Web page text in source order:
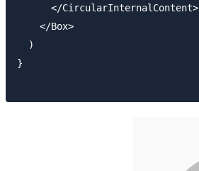
      </CircularInternalContent>
    </Box>
  )
}